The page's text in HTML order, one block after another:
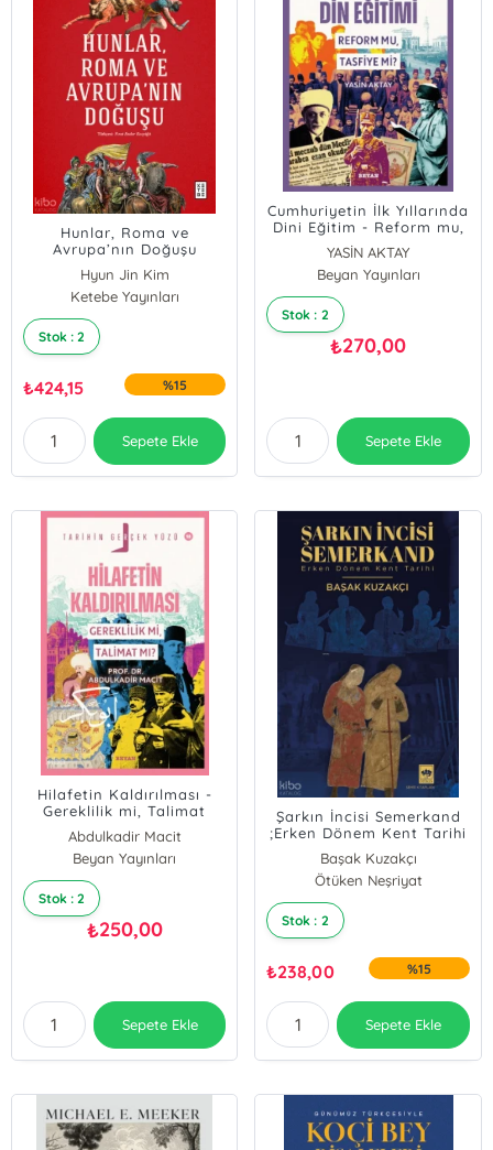
Hunlar, Roma ve
Avrupa’nın Doğuşu
Hyun Jin Kim
Ketebe Yayınları
Stok : 2
₺424,15 %15
Sepete Ekle
Cumhuriyetin İlk Yıllarında
Dini Eğitim - Reform mu,
Tasfiye mi?;Tarihin Gerçek
Yüzü - 19
YASİN AKTAY
Beyan Yayınları
Stok : 2
₺270,00
Sepete Ekle
Hilafetin Kaldırılması -
Gereklilik mi, Talimat
mı?;Tarihin Gerçek Yüzü -
18
Abdulkadir Macit
Beyan Yayınları
Stok : 2
₺250,00
Sepete Ekle
Şarkın İncisi Semerkand
;Erken Dönem Kent Tarihi
Başak Kuzakçı
Ötüken Neşriyat
Stok : 2
₺238,00 %15
Sepete Ekle